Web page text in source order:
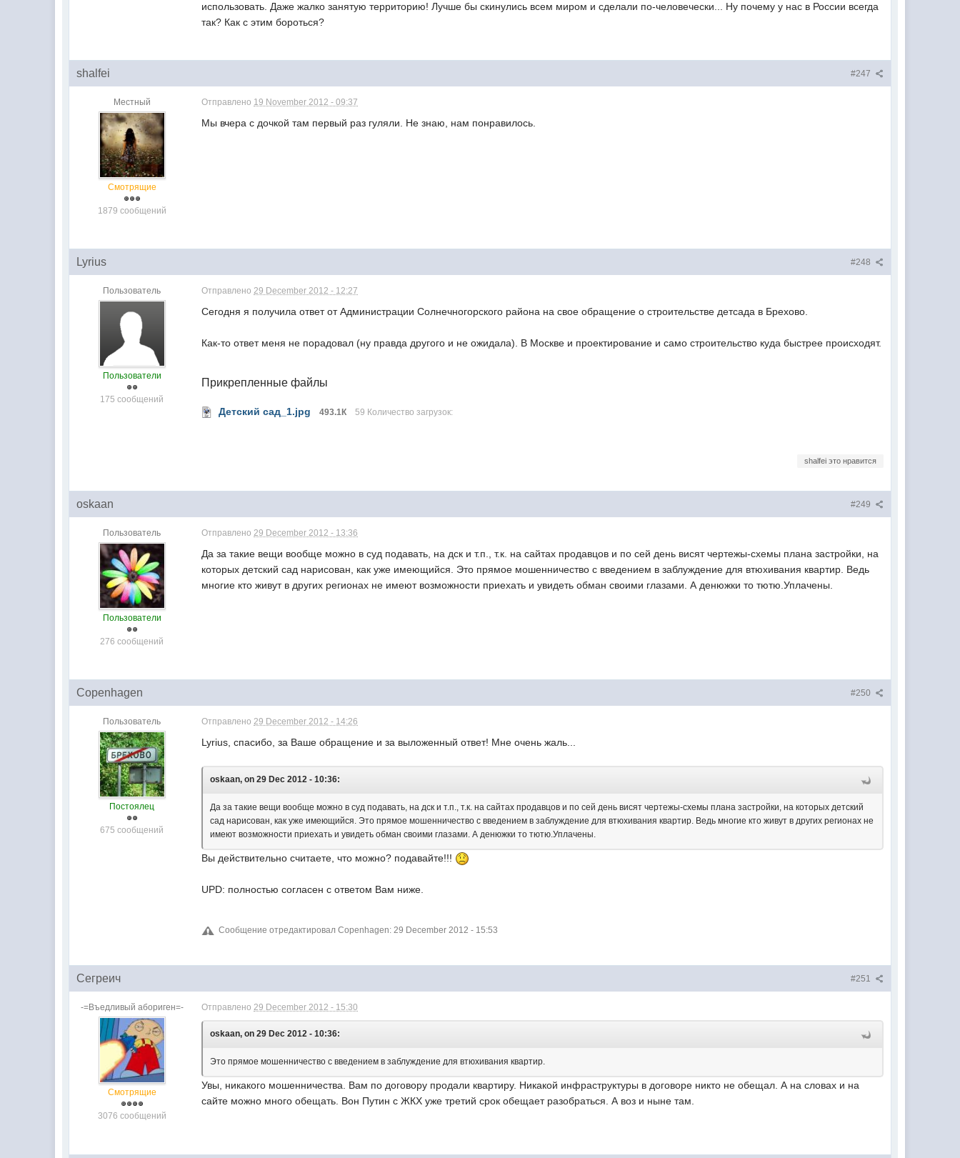
использовать. Даже жалко занятую территорию! Лучше бы скинулись всем миром и сделали по-человечески... Ну почему у нас в России всегда
так? Как с этим бороться?
#247
shalfei
Местный
Смотрящие
1879 сообщений
Отправлено 19 November 2012 - 09:37
Мы вчера с дочкой там первый раз гуляли. Не знаю, нам понравилось.
#248
Lyrius
Пользователь
Пользователи
175 сообщений
Отправлено29 December 2012 - 12:27
Сегодня я получила ответ от Администрации Солнечногорского района на свое обращение о строительстве детсада в Брехово.
Как-то ответ меня не порадовал (ну правда другого и не ожидала). В Москве и проектирование и само строительство куда быстрее происходят.
Прикрепленные файлы
Детский сад_1.jpg 493.1К 59 Количество загрузок:
shalfei это нравится
#249
oskaan
Пользователь
Пользователи
276 сообщений
Отправлено29 December 2012 - 13:36
Да за такие вещи вообще можно в суд подавать, на дск и т.п., т.к. на сайтах продавцов и по сей день висят чертежы-схемы плана застройки, на
которых детский сад нарисован, как уже имеющийся. Это прямое мошенничество с введением в заблуждение для втюхивания квартир. Ведь
многие кто живут в других регионах не имеют возможности приехать и увидеть обман своими глазами. А денюжки то тютю.Уплачены.
#250
Copenhagen
Пользователь
Постоялец
675 сообщений
Отправлено29 December 2012 - 14:26
Lyrius, спасибо, за Ваше обращение и за выложенный ответ! Мне очень жаль...
oskaan, on 29 Dec 2012 - 10:36:
Да за такие вещи вообще можно в суд подавать, на дск и т.п., т.к. на сайтах продавцов и по сей день висят чертежы-схемы плана застройки, на которых детский
сад нарисован, как уже имеющийся. Это прямое мошенничество с введением в заблуждение для втюхивания квартир. Ведь многие кто живут в других регионах не
имеют возможности приехать и увидеть обман своими глазами. А денюжки то тютю.Уплачены.
Вы действительно считаете, что можно? подавайте!!!
UPD: полностью согласен с ответом Вам ниже.
Сообщение отредактировал Copenhagen: 29 December 2012 - 15:53
#251
Сегреич
-=Въедливый абориген=-
Смотрящие
3076 сообщений
Отправлено29 December 2012 - 15:30
oskaan, on 29 Dec 2012 - 10:36:
Это прямое мошенничество с введением в заблуждение для втюхивания квартир.
Увы, никакого мошенничества. Вам по договору продали квартиру. Никакой инфраструктуры в договоре никто не обещал. А на словах и на
сайте можно много обещать. Вон Путин с ЖКХ уже третий срок обещает разобраться. А воз и ныне там.